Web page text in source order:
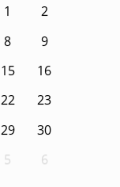
1
2
8
9
15
16
22
23
29
30
5 6